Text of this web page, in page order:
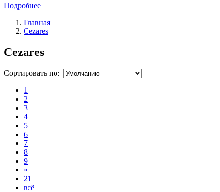
Подробнее
Главная
Cezares
Cezares
Сортировать по:
1
2
3
4
5
6
7
8
9
»
21
всё